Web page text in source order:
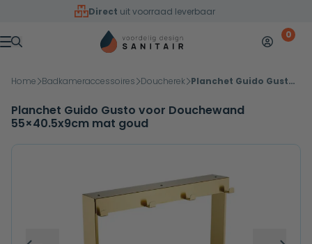
Overslaan naar inhoud
Direct uit voorraad leverbaar
Menu
Mijn 0
Home Badkameraccessoires Doucherek Planchet Guido Gusto voor Douchewand 55×40.5x9cm mat goud
Planchet Guido Gusto voor Douchewand
55×40.5x9cm mat goud